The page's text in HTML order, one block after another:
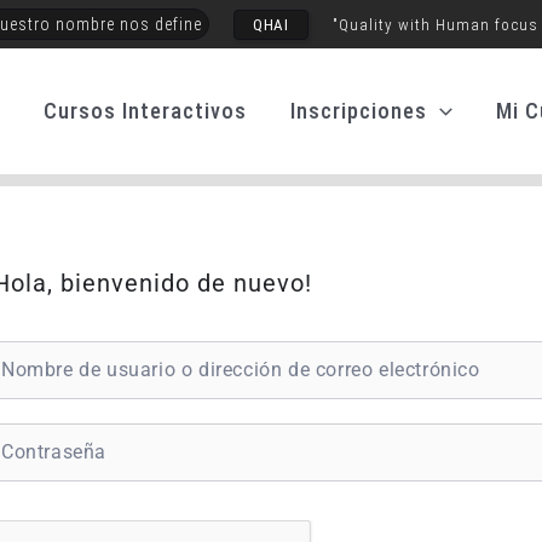
nombre nos define QHAI "Quality with Human
Cursos Interactivos Inscripciones Mi
bienvenido de nuevo!